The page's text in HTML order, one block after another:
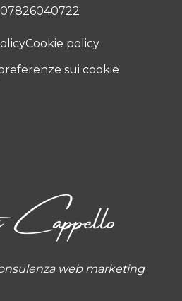
07826040722
Cookie policy
sui cookie
web marketing